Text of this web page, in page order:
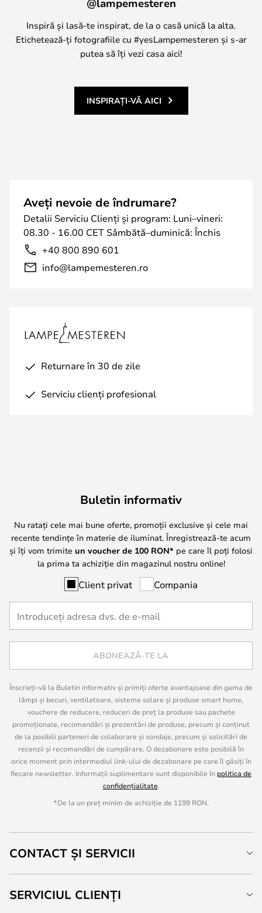
@lampemesteren
Inspiră și lasă-te inspirat, de la o casă unică la alta.
Etichetează-ți fotografiile cu #yesLampemesteren și s-ar
putea să îți vezi casa aici!
INSPIRAȚI-VĂ AICI
Aveți nevoie de îndrumare?
Detalii Serviciu Clienți și program: Luni–vineri:
08.30 - 16.00 CET Sâmbătă–duminică: Închis
+40 800 890 601
info@lampemesteren.ro
Returnare în 30 de zile
Serviciu clienți profesional
Buletin informativ
Nu ratați cele mai bune oferte, promoții exclusive și cele mai
recente tendințe în materie de iluminat. Înregistrează-te acum
și îți vom trimite un voucher de 100 RON* pe care îl poți folosi
la prima ta achiziție din magazinul nostru online!
Client privat Compania
ABONEAZĂ-TE LA
Înscrieți-vă la Buletin informativ și primiți oferte avantajoase din gama de
lămpi și becuri, ventilatoare, sisteme solare și produse smart home,
vouchere de reducere, reduceri de preț la produse sau pachete
promoționale, recomandări și prezentări de produse, precum și conținut
de la posibili parteneri de colaborare și sondaje, precum și solicitări de
recenzii și recomandări de cumpărare. O dezabonare este posibilă în
orice moment prin intermediul link-ului de dezabonare pe care îl găsiți în
fiecare newsletter. Informații suplimentare sunt disponibile în politica de
confidențialitate.
*De la un preț minim de achiziție de 1199 RON.
CONTACT ȘI SERVICII
SERVICIUL CLIENȚI